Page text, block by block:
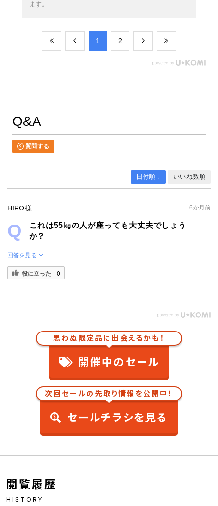
ます。
​1 ​2
Q&A
質問する
日付順 ↓ いいね数順
HIRO様 6か月前
これは55㎏の人が座っても大丈夫でしょう
か？
回答を見る
役に立った 0
思わぬ限定品に出会えるかも！
開催中のセール
次回セールの先取り情報を公開中！
セールチラシを見る
閲覧履歴
HISTORY